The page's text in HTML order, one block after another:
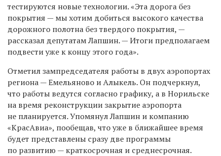
тестируются новые технологии. «Эта дорога без
покрытия — мы хотим добиться высокого качества
дорожного полотна без твердого покрытия, —
рассказал депутатам Лапшин. — Итоги предполагаем
подвести уже к концу этого года».
Отметил зампредседателя работы в двух аэропортах
региона — Емельяново и Алыкель. Он подчеркнул,
что работы ведутся согласно графику, а в Норильске
на время реконструкции закрытие аэропорта
не планируется. Упомянул Лапшин и компанию
«КрасАвиа», пообещав, что уже в ближайшее время
будет представлены сразу две программы
по развитию — краткосрочная и среднесрочная.